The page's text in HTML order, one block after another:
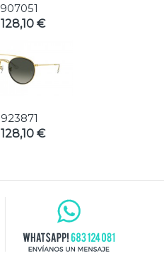
907051
128,10 €
923871
128,10 €